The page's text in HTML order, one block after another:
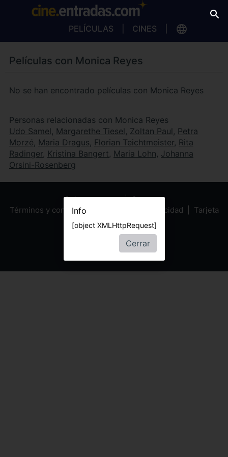
PELÍCULAS CINES
Películas con Monica Reyes
No se han encontrado películas con Monica Reyes
Personas relacionadas con Monica Reyes
Udo Samel , Margarethe Tiesel , Zoltan Paul , Petra
Morzé, Maria Dragus, Florian Teichtmeister, Rita
Radinger, Kristina Bangert, Maria Lohn, Johanna
Orsini-Rosenberg
Sobre nosotros
Contacto
Términos y condiciones
Política de privacidad
Tarjeta
Regalo
Info
[object XMLHttpRequest]
Cerrar